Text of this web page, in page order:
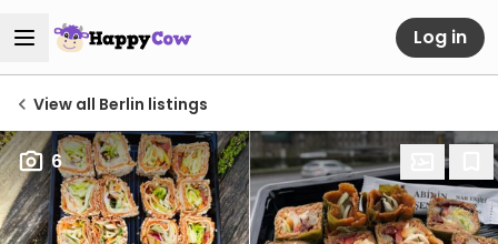
Log in
View all Berlin listings
6